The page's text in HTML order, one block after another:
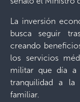
La inversión
busca seguir
creando
los servicios
militar que día a
tranquilidad a la
familiar.